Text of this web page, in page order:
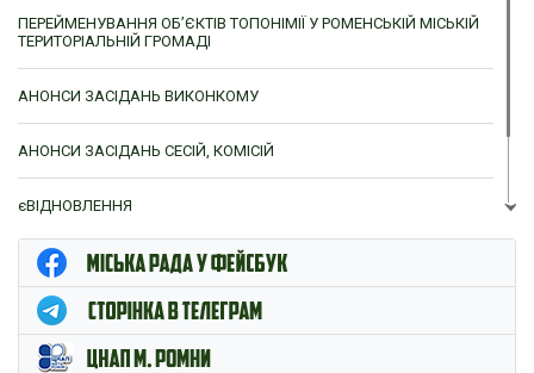
ПЕРЕЙМЕНУВАННЯ ОБ’ЄКТІВ ТОПОНІМІЇ У РОМЕНСЬКІЙ МІСЬКІЙ
ТЕРИТОРІАЛЬНІЙ ГРОМАДІ
АНОНСИ ЗАСІДАНЬ ВИКОНКОМУ
АНОНСИ ЗАСІДАНЬ СЕСІЙ, КОМІСІЙ
єВІДНОВЛЕННЯ
ЦНАП м. Ромни